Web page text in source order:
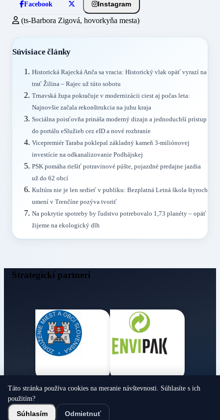
Facebook Instagram
(ts-Barbora Zigová, hovorkyňa mesta)
Súvisiace články
Historická Rajecká Anča sa vracia: Historický vlak opäť vyrazí na
trať Žilina – Rajec už túto sobotu
Trnavská župa pokračuje v modernizácii ciest aj počas leta:
Najnovšie začala rekonštrukcia na juhu kraja
Sociálna poisťovňa prináša moderný dizajn a jednoduchší prístup
do portálu eSlužieb cez eID a nové rozhranie
Vicepremiér Taraba poklepal základný kameň 3-miliónovej
investície na odkanalizovanie Podhájskej
PSK pomáha riešiť potravinové púšte, pojazdné predajne jazdia
už do 62 obcí
Kultúra nie je len sedieť v publiku: Bezplatná Letná škola štyroch
umení v Trenčíne pozýva tvoriť
Na pokrytie spotreby by ľudstvo potrebovalo 1,73 planéty – opäť
žijeme na ekologický dlh
Strategickí partneri
Obecné noviny
© 2026 Všetky práva vyhradené
Táto stránka používa cookies na meranie návštevnosti. Súhlasíte s ich
použitím?
Súhlasím Odmietnuť